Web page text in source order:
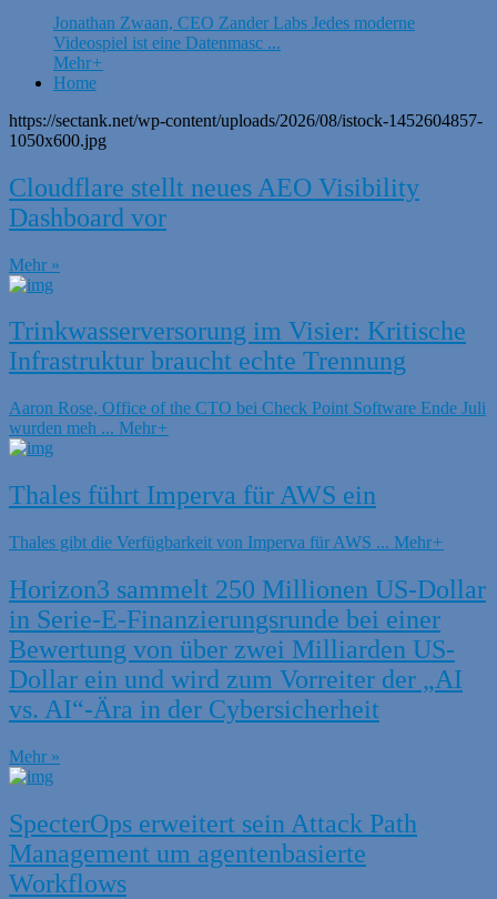
Jonathan Zwaan, CEO Zander Labs Jedes moderne
Videospiel ist eine Datenmasc ...
Mehr+
Home
https://sectank.net/wp-content/uploads/2026/08/istock-1452604857-
1050x600.jpg
Cloudflare stellt neues AEO Visibility
Dashboard vor
Mehr »
Trinkwasserversorung im Visier: Kritische
Infrastruktur braucht echte Trennung
Aaron Rose, Office of the CTO bei Check Point Software Ende Juli
wurden meh ... Mehr+
Thales führt Imperva für AWS ein
Thales gibt die Verfügbarkeit von Imperva für AWS ... Mehr+
Horizon3 sammelt 250 Millionen US-Dollar
in Serie-E-Finanzierungsrunde bei einer
Bewertung von über zwei Milliarden US-
Dollar ein und wird zum Vorreiter der „AI
vs. AI“-Ära in der Cybersicherheit
Mehr »
SpecterOps erweitert sein Attack Path
Management um agentenbasierte
Workflows